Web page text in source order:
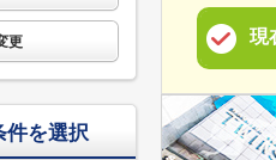
現
更
件を選択